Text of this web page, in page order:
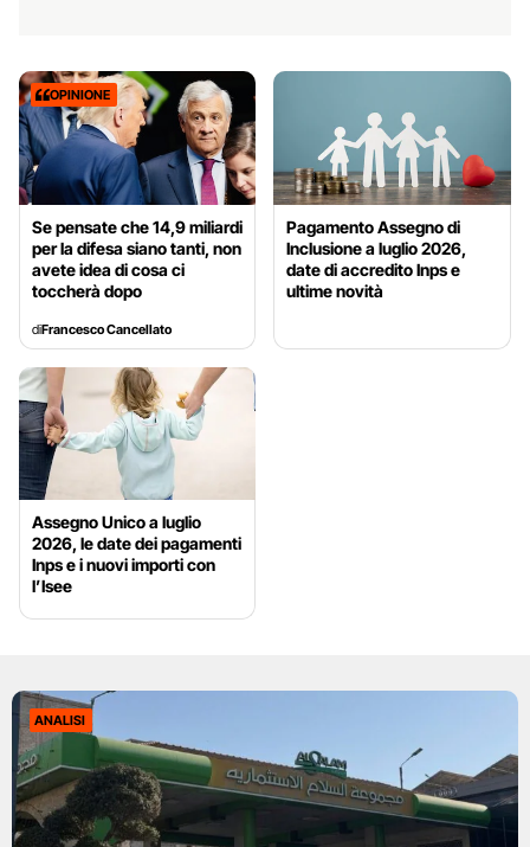
OPINIONE
Se pensate che 14,9 miliardi
per la difesa siano tanti, non
avete idea di cosa ci
toccherà dopo
diFrancesco Cancellato
Pagamento Assegno di
Inclusione a luglio 2026,
date di accredito Inps e
ultime novità
Assegno Unico a luglio
2026, le date dei pagamenti
Inps e i nuovi importi con
l’Isee
ANALISI